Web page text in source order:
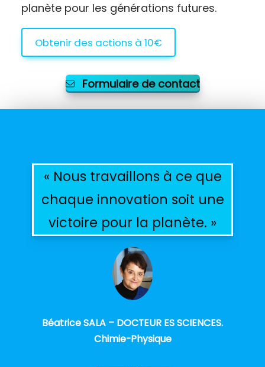
planète pour les générations futures.
Obtenir des actions à 10€
Formulaire de contact
« Nous travaillons à ce que
chaque innovation soit une
victoire pour la planète. »
Béatrice SALA – DOCTEUR ES SCIENCES.
Chimie-Physique